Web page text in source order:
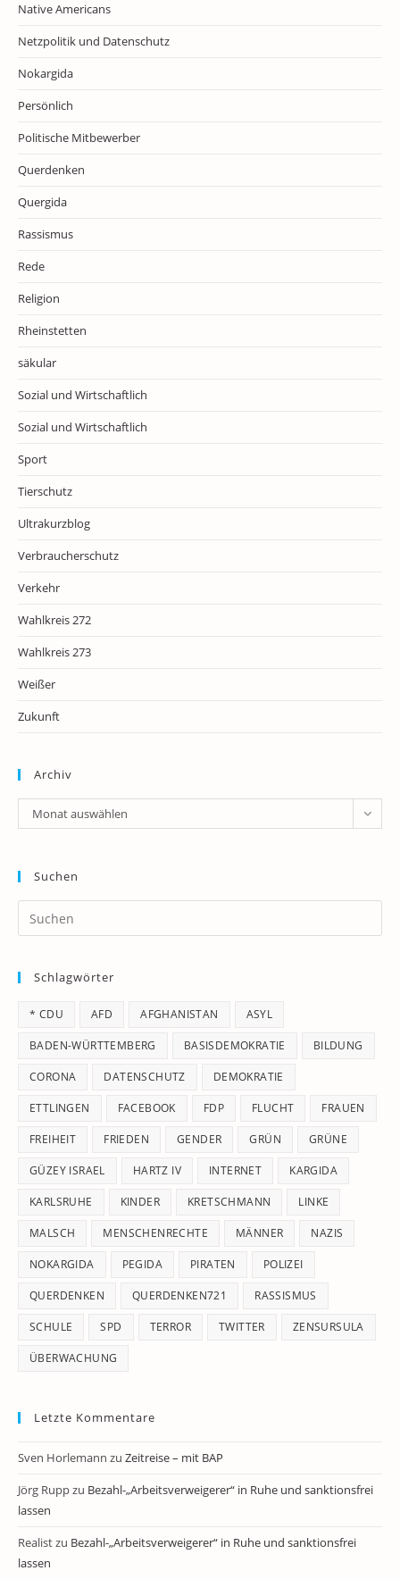
Native Americans
Netzpolitik und Datenschutz
Nokargida
Persönlich
Politische Mitbewerber
Querdenken
Quergida
Rassismus
Rede
Religion
Rheinstetten
säkular
Sozial und Wirtschaftlich
Sozial und Wirtschaftlich
Sport
Tierschutz
Ultrakurzblog
Verbraucherschutz
Verkehr
Wahlkreis 272
Wahlkreis 273
Weißer
Zukunft
Archiv
Archiv
Monat auswählen
Suchen
Schlagwörter
* CDU AFD AFGHANISTAN ASYL
BADEN-WÜRTTEMBERG BASISDEMOKRATIE BILDUNG
CORONA DATENSCHUTZ DEMOKRATIE
ETTLINGEN FACEBOOK FDP FLUCHT FRAUEN
FREIHEIT FRIEDEN GENDER GRÜN GRÜNE
GÜZEY ISRAEL HARTZ IV INTERNET KARGIDA
KARLSRUHE KINDER KRETSCHMANN LINKE
MALSCH MENSCHENRECHTE MÄNNER NAZIS
NOKARGIDA PEGIDA PIRATEN POLIZEI
QUERDENKEN QUERDENKEN721 RASSISMUS
SCHULE SPD TERROR TWITTER ZENSURSULA
ÜBERWACHUNG
Letzte Kommentare
Sven Horlemann zu Zeitreise – mit BAP
Jörg Ruppzu Bezahl-„Arbeitsverweigerer“ in Ruhe und sanktionsfrei
lassen
Realistzu Bezahl-„Arbeitsverweigerer“ in Ruhe und sanktionsfrei
lassen